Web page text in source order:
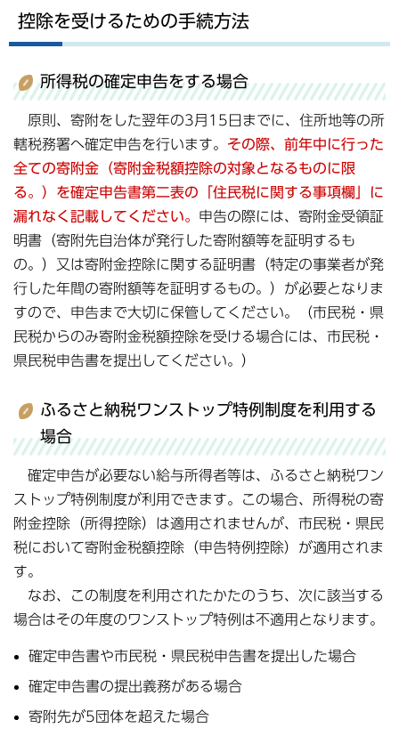
控除を受けるための手続方法
所得税の確定申告をする場合
原則、寄附をした翌年の3月15日までに、住所地等の所
轄税務署へ確定申告を行います。 その際、前年中に行った
全ての寄附金（寄附金税額控除の対象となるものに限
る。）を確定申告書第二表の「住民税に関する事項欄」に
漏れなく記載してください。 申告の際には、寄附金受領証
明書（寄附先自治体が発行した寄附額等を証明するも
の。）又は寄附金控除に関する証明書（特定の事業者が発
行した年間の寄附額等を証明するもの。）が必要となりま
すので、申告まで大切に保管してください。（市民税・県
民税からのみ寄附金税額控除を受ける場合には、市民税・
県民税申告書を提出してください。）
ふるさと納税ワンストップ特例制度を利用する
場合
確定申告が必要ない給与所得者等は、ふるさと納税ワン
ストップ特例制度が利用できます。この場合、所得税の寄
附金控除（所得控除）は適用されませんが、市民税・県民
税において寄附金税額控除（申告特例控除）が適用されま
す。
なお、この制度を利用されたかたのうち、次に該当する
場合はその年度のワンストップ特例は不適用となります。
確定申告書や市民税・県民税申告書を提出した場合
確定申告書の提出義務がある場合
寄附先が5団体を超えた場合